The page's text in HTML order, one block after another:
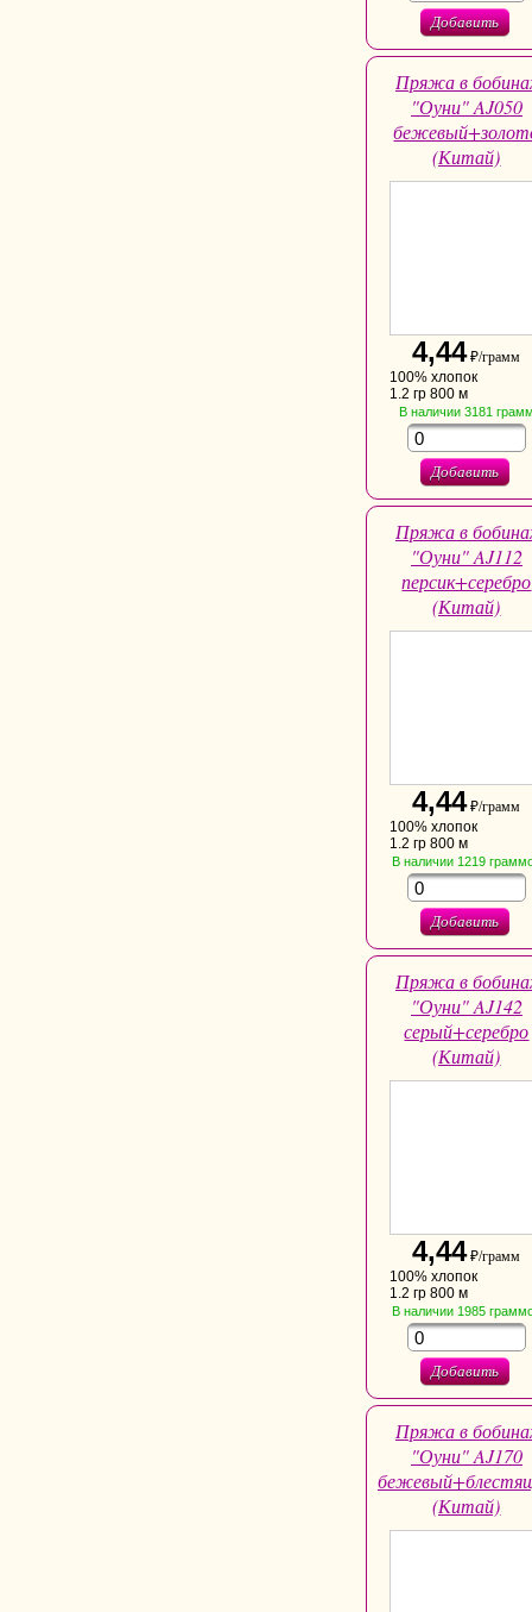
Добавить
Пряжа в
"Оуни" AJ050
(Китай)
4,44₽/грамм
100% хлопок
1.2 гр 800 м
В наличии 3181
Добавить
Пряжа в
"Оуни" AJ112
персик+серебро
(Китай)
4,44₽/грамм
100% хлопок
1.2 гр 800 м
В наличии 1219
Добавить
Пряжа в
"Оуни" AJ142
серый+серебро
(Китай)
4,44₽/грамм
100% хлопок
1.2 гр 800 м
В наличии 1985
Добавить
Пряжа в
"Оуни" AJ170
(Китай)